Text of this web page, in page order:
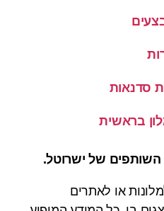
סדנאות
בראשית
של ישרוטל.
או לאתרים